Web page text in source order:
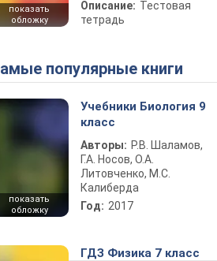
показать
обложку
Описание: Тестовая
тетрадь
Самые популярные книги
показать
обложку
Учебники Биология 9
класс
Авторы: Р.В. Шаламов,
Г.А. Носов, О.А.
Литовченко, М.С.
Калиберда
Год: 2017
ГДЗ Физика 7 класс